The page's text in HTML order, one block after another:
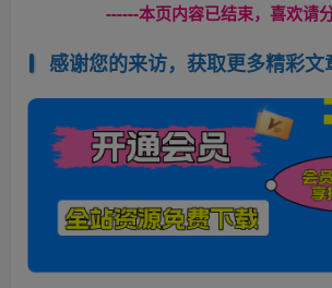
------本页内容已结束，喜欢请
感谢您的来访，获取更多精彩文